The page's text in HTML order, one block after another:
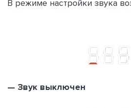
В режиме настройки звука
— Звук выключен